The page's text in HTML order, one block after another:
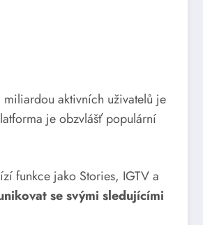
aktivních uživatelů je
je obzvlášť populární
funkce jako Stories, IGTV a
se svými sledujícími